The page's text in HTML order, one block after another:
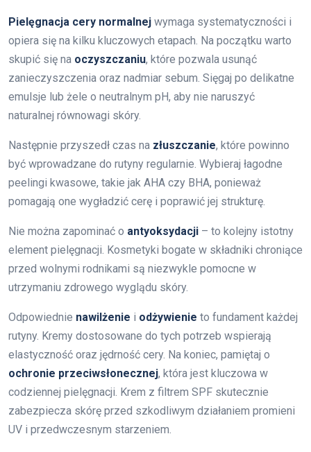
Pielęgnacja cery normalnej wymaga systematyczności i
opiera się na kilku kluczowych etapach. Na początku warto
skupić się na oczyszczaniu, które pozwala usunąć
zanieczyszczenia oraz nadmiar sebum. Sięgaj po delikatne
emulsje lub żele o neutralnym pH, aby nie naruszyć
naturalnej równowagi skóry.
Następnie przyszedł czas na złuszczanie, które powinno
być wprowadzane do rutyny regularnie. Wybieraj łagodne
peelingi kwasowe, takie jak AHA czy BHA, ponieważ
pomagają one wygładzić cerę i poprawić jej strukturę.
Nie można zapominać o antyoksydacji – to kolejny istotny
element pielęgnacji. Kosmetyki bogate w składniki chroniące
przed wolnymi rodnikami są niezwykle pomocne w
utrzymaniu zdrowego wyglądu skóry.
Odpowiednie nawilżenie i odżywienie to fundament każdej
rutyny. Kremy dostosowane do tych potrzeb wspierają
elastyczność oraz jędrność cery. Na koniec, pamiętaj o
ochronie przeciwsłonecznej, która jest kluczowa w
codziennej pielęgnacji. Krem z filtrem SPF skutecznie
zabezpiecza skórę przed szkodliwym działaniem promieni
UV i przedwczesnym starzeniem.